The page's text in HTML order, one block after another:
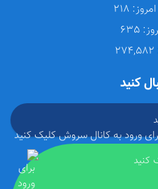
کنید
کنید